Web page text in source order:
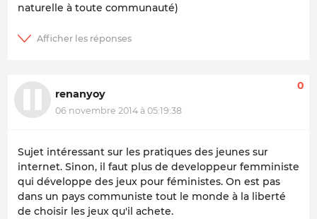
naturelle à toute communauté)
renanyoy
06 novembre 2014 à 05:19:38
0
Sujet intéressant sur les pratiques des jeunes sur
internet. Sinon, il faut plus de developpeur femministe
qui développe des jeux pour féministes. On est pas
dans un pays communiste tout le monde à la liberté
de choisir les jeux qu'il achete.